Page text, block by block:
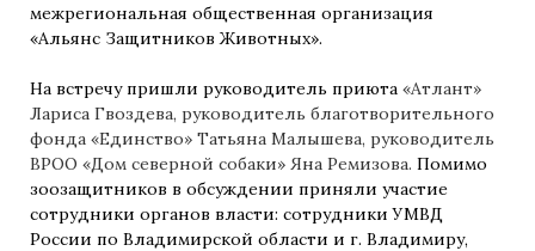
межрегиональная общественная организация
«Альянс Защитников Животных».
На встречу пришли руководитель приюта «Атлант»
Лариса Гвоздева, руководитель благотворительного
фонда «Единство» Татьяна Малышева, руководитель
ВРОО «Дом северной собаки» Яна Ремизова. Помимо
зоозащитников в обсуждении приняли участие
сотрудники органов власти: сотрудники УМВД
России по Владимирской области и г. Владимиру,